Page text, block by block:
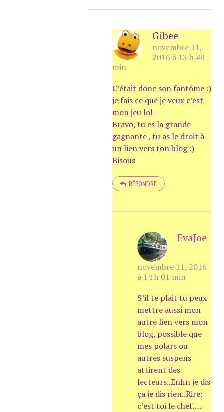
Gibee
novembre 11,
2016 à 13 h 49
min
C’était donc son fantôme :)
je fais ce que je veux c’est
mon jeu lol
Bravo, tu es la grande
gagnante , tu as le droit à
un lien vers ton blog :)
Bisous
RÉPONDRE
EvaJoe
novembre 11, 2016
à 14 h 01 min
S’il te plait tu peux
mettre aussi mon
autre lien vers mon
blog, possible que
mes polars ou
autres suspens
attirent des
lecteurs..Enfin je dis
ça je dis rien..Rire;
c’est toi le chef….